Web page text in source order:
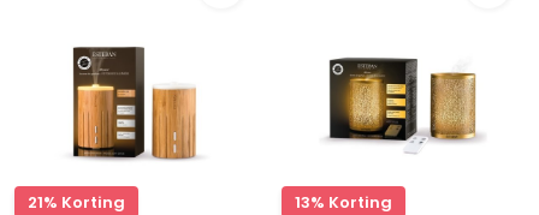
21% Korting
13% Korting